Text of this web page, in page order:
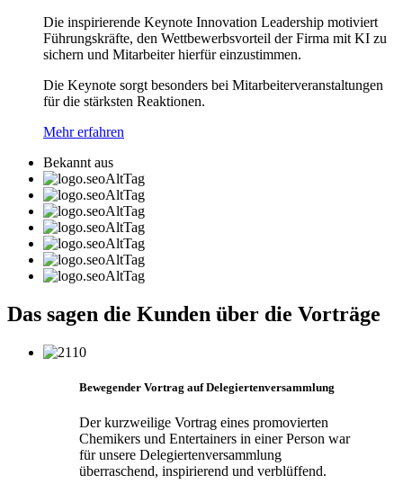
Die inspirierende Keynote Innovation Leadership motiviert
Führungskräfte, den Wettbewerbsvorteil der Firma mit KI zu
sichern und Mitarbeiter hierfür einzustimmen.
Die Keynote sorgt besonders bei Mitarbeiterveranstaltungen
für die stärksten Reaktionen.
Mehr erfahren
Bekannt aus
Das sagen die Kunden über die Vorträge
Bewegender Vortrag auf Delegiertenversammlung
Der kurzweilige Vortrag eines promovierten
Chemikers und Entertainers in einer Person war
für unsere Delegiertenversammlung
überraschend, inspirierend und verblüffend.